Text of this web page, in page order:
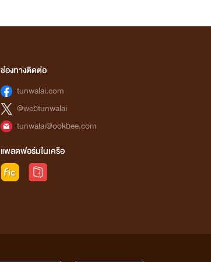
ช่องทางติดต่อ
tunwalai.com
@webtunwalai
tunwalai@ookbee.com
แพลตฟอร์มในเครือ